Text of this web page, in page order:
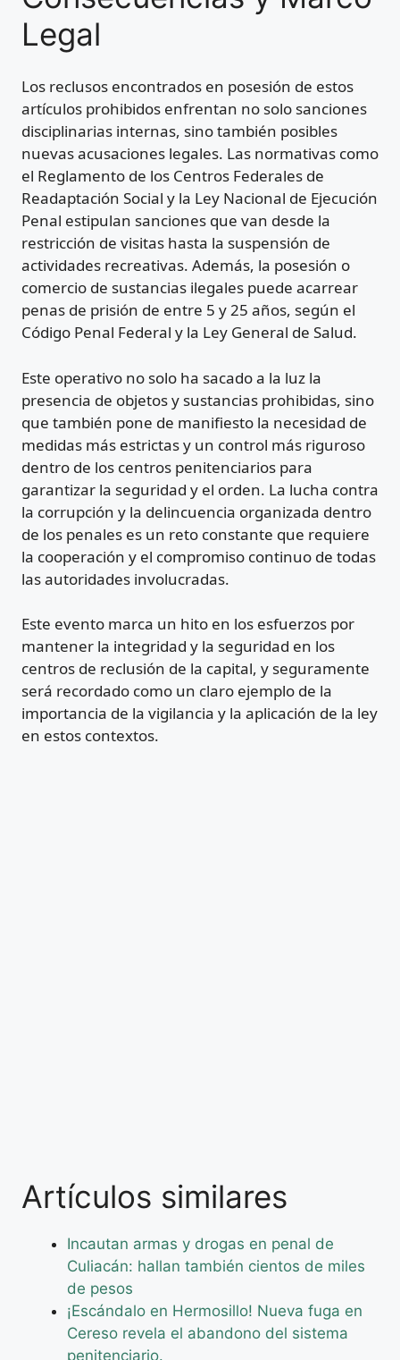
Legal
Los reclusos encontrados en posesión de estos
artículos prohibidos enfrentan no solo sanciones
disciplinarias internas, sino también posibles
nuevas acusaciones legales. Las normativas como
el Reglamento de los Centros Federales de
Readaptación Social y la Ley Nacional de Ejecución
Penal estipulan sanciones que van desde la
restricción de visitas hasta la suspensión de
actividades recreativas. Además, la posesión o
comercio de sustancias ilegales puede acarrear
penas de prisión de entre 5 y 25 años, según el
Código Penal Federal y la Ley General de Salud.
Este operativo no solo ha sacado a la luz la
presencia de objetos y sustancias prohibidas, sino
que también pone de manifiesto la necesidad de
medidas más estrictas y un control más riguroso
dentro de los centros penitenciarios para
garantizar la seguridad y el orden. La lucha contra
la corrupción y la delincuencia organizada dentro
de los penales es un reto constante que requiere
la cooperación y el compromiso continuo de todas
las autoridades involucradas.
Este evento marca un hito en los esfuerzos por
mantener la integridad y la seguridad en los
centros de reclusión de la capital, y seguramente
será recordado como un claro ejemplo de la
importancia de la vigilancia y la aplicación de la ley
en estos contextos.
Artículos similares
Incautan armas y drogas en penal de
Culiacán: hallan también cientos de miles
de pesos
¡Escándalo en Hermosillo! Nueva fuga en
Cereso revela el abandono del sistema
penitenciario.